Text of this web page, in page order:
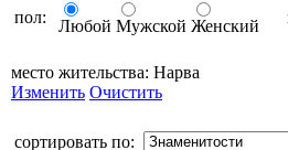
пол: Любой Мужской Женский
место жительства: Нарва
Изменить Очистить
сортировать по: